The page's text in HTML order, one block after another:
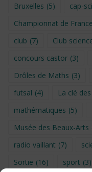
Bruxelles (5) cap-
Championnat de
club (7) Club
concours castor (3)
Drôles de Maths (3)
futsal (4) La clé
mathématiques (5)
Musée des Beaux-Arts
radio vaillant (7)
Sortie (16) sport (3)